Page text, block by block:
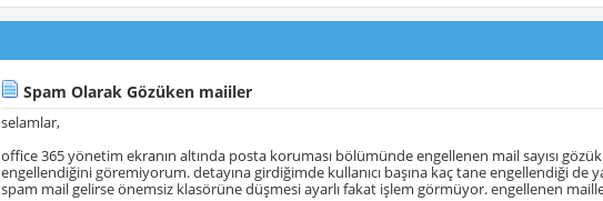
Spam Olarak Gözüken maiiler
selamlar,
office 365 yönetim ekranın altında posta koruması bölümünde engellenen mail sayısı
engellendiğini göremiyorum. detayına girdiğimde kullanıcı başına kaç tane engellendiği de
spam mail gelirse önemsiz klasörüne düşmesi ayarlı fakat işlem görmüyor. engellenen